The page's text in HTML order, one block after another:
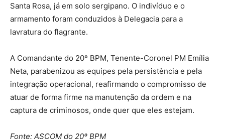
Santa Rosa, já em solo sergipano. O indivíduo e o
armamento foram conduzidos à Delegacia para a
lavratura do flagrante.
A Comandante do 20º BPM, Tenente-Coronel PM Emília
Neta, parabenizou as equipes pela persistência e pela
integração operacional, reafirmando o compromisso de
atuar de forma firme na manutenção da ordem e na
captura de criminosos, onde quer que eles estejam.
Fonte: ASCOM do 20º BPM